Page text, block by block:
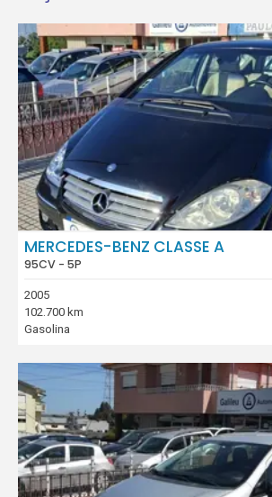
MERCEDES-BENZ CLASSE A
95CV - 5P
2005
102.700 km
Gasolina